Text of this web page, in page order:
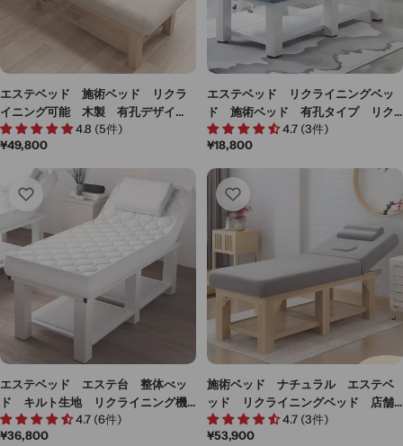
エステベッド 施術ベッド リクラ
イニング可能 木製 有孔デザイ
ン キャビネット付き フランネル
生地 レザー生地 ホワイト カス
タマイズ可能 MYBED-M-002
4.8 (5件)
通
格
¥49,800
エステベッド リクライニングベッ
ド 施術ベッド 有孔タイプ リク
ライニング機能 可調節 アジャス
ター付き スチール脚 グレー
MYBED-M-005
4.7 (3件)
通
価
格
¥18,800
エステベッド エステ台 整体べッ
ド キルト生地 リクライニング機
能 ラテックスマット 店舗用品
シンプル ホワイト MYBED-M-
4.7 (6件)
通
¥36,800
施術ベッド ナチュラル エステベ
ッド リクライニングベッド 店舗
用什器 有孔タイプ 天然木フレー
ム リクライニング機能 高密度ウ
4.7 (3件)
通
¥53,900